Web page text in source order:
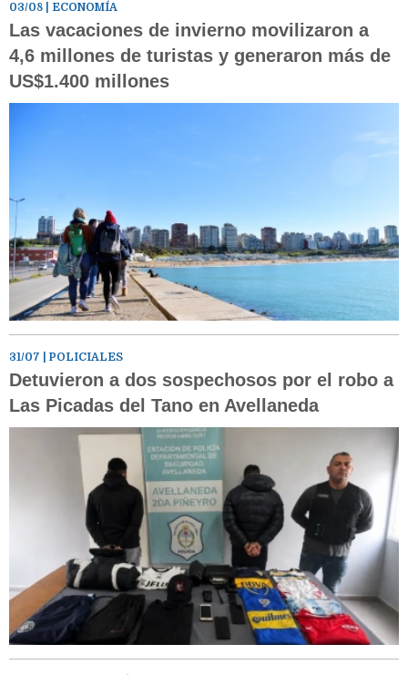
03/08 | ECONOMÍA
Las vacaciones de invierno movilizaron a
4,6 millones de turistas y generaron más de
US$1.400 millones
31/07 | POLICIALES
Detuvieron a dos sospechosos por el robo a
Las Picadas del Tano en Avellaneda